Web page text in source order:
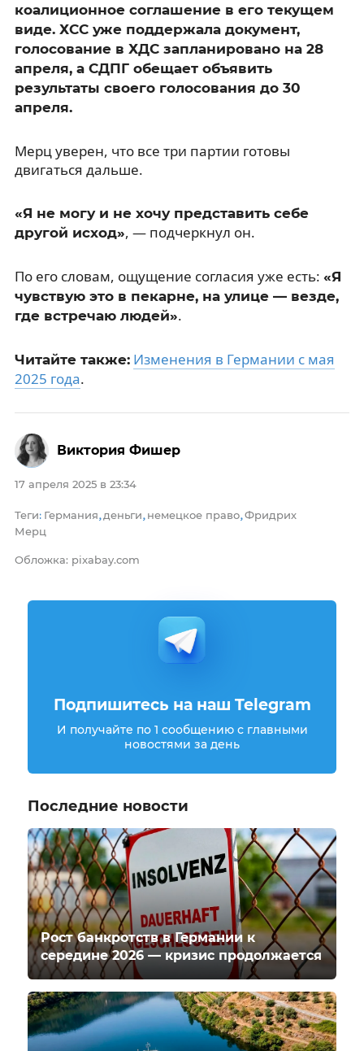
коалиционное соглашение в его текущем
виде. ХСС уже поддержала документ,
голосование в ХДС запланировано на 28
апреля, а СДПГ обещает объявить
результаты своего голосования до 30
апреля.
Мерц уверен, что все три партии готовы
двигаться дальше.
«Я не могу и не хочу представить себе
другой исход», — подчеркнул он.
По его словам, ощущение согласия уже есть: «Я
чувствую это в пекарне, на улице — везде,
где встречаю людей».
Читайте также: Изменения в Германии с мая
2025 года.
17 апреля 2025 в 23:34
Теги: Германия, деньги, немецкое право,Фридрих
Мерц
Обложка: pixabay.com
Виктория Фишер
Подпишитесь на наш Telegram
И получайте по 1 сообщению с главными
новостями за день
Последние новости
Рост банкротств в Германии к
середине 2026 — кризис продолжается